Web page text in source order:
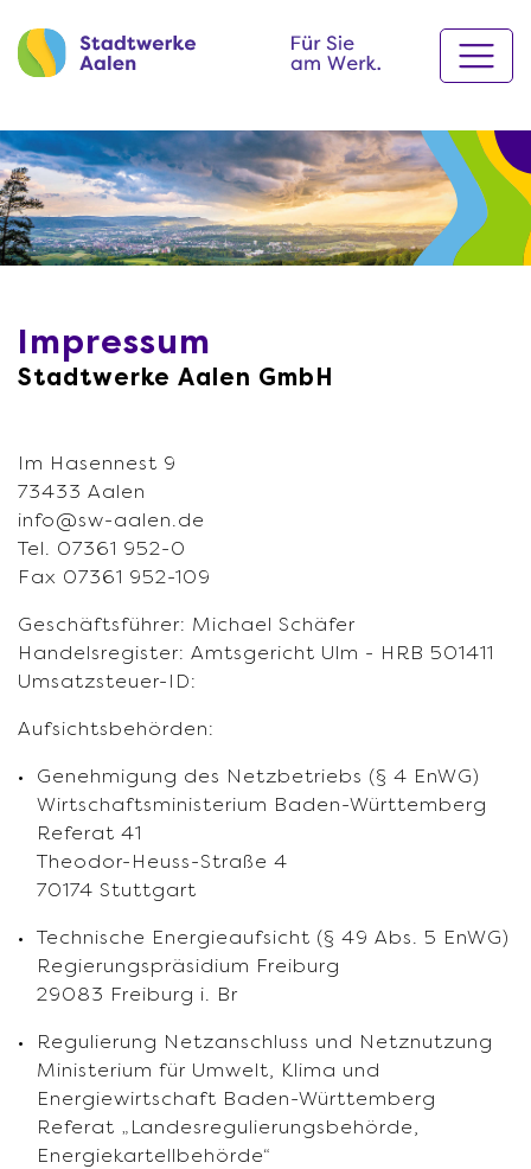
Impressum
Stadtwerke Aalen GmbH
Im Hasennest 9
73433 Aalen
info@sw-aalen.de
Tel. 07361 952-0
Fax 07361 952-109
Geschäftsführer: Michael Schäfer
Handelsregister: Amtsgericht Ulm - HRB 501411
Umsatzsteuer-ID:
Aufsichtsbehörden:
Genehmigung des Netzbetriebs (§ 4 EnWG)
Wirtschaftsministerium Baden-Württemberg
Referat 41
Theodor-Heuss-Straße 4
70174 Stuttgart
Technische Energieaufsicht (§ 49 Abs. 5 EnWG)
Regierungspräsidium Freiburg
29083 Freiburg i. Br
Regulierung Netzanschluss und Netznutzung
Ministerium für Umwelt, Klima und
Energiewirtschaft Baden-Württemberg
Referat „Landesregulierungsbehörde,
Energiekartellbehörde“